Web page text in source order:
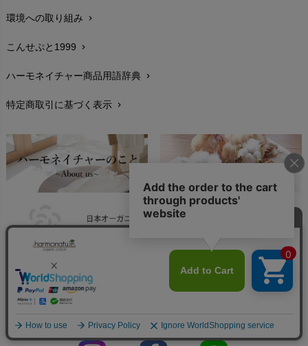
生地・素材chevron_right
お手入れについて
レビューを書こうchevron_right
返品交換chevron_right
FAXでのご注文
お問い合わせchevron_right
環境への取り組み chevron_right
こんせぷと1999 chevron_right
ハーモネイチャー商品用語辞典 chevron_right
特定商取引に基づく表示 chevron_right